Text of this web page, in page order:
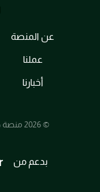
عن المنصة
عملنا
أخبارنا
© 2026 منصة طبيعة ليبيا، جميع الحقوق محفوظة.
بدعم من